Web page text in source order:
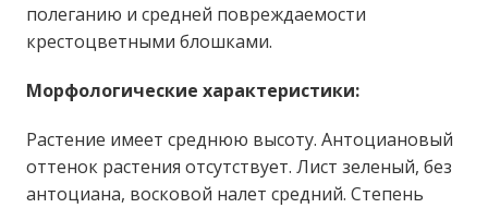
полеганию и средней повреждаемости
крестоцветными блошками.
Морфологические характеристики:
Растение имеет среднюю высоту. Антоциановый
оттенок растения отсутствует. Лист зеленый, без
антоциана, восковой налет средний. Степень